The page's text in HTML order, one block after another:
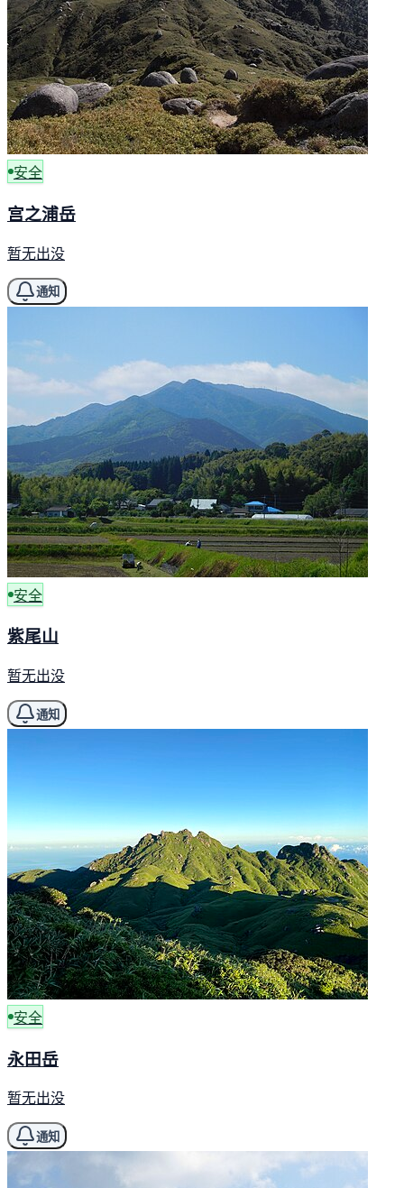
安全
宫之浦岳
暂无出没
通知
安全
紫尾山
暂无出没
通知
安全
永田岳
暂无出没
通知